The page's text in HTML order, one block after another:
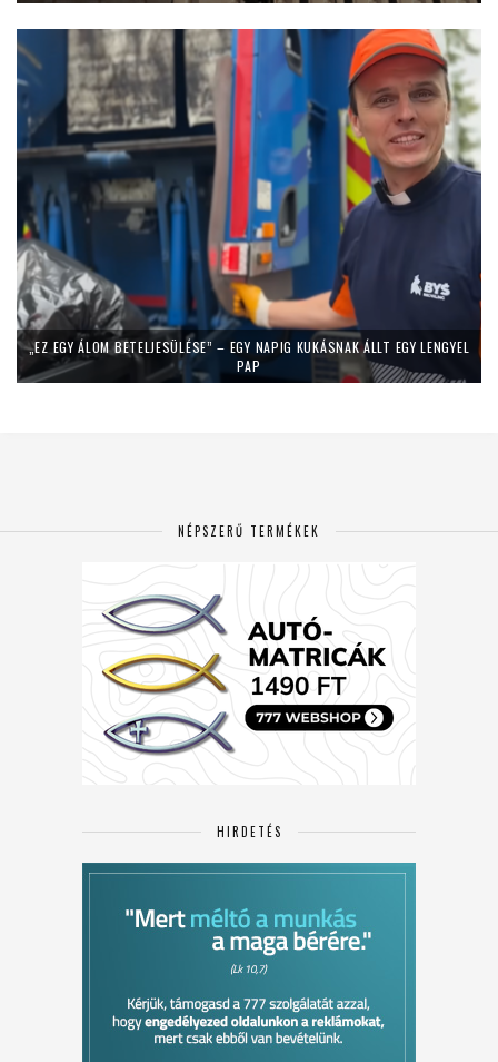
„EZ EGY ÁLOM BETELJESÜLÉSE” – EGY NAPIG KUKÁSNAK ÁLLT EGY LENGYEL
PAP
NÉPSZERŰ TERMÉKEK
HIRDETÉS